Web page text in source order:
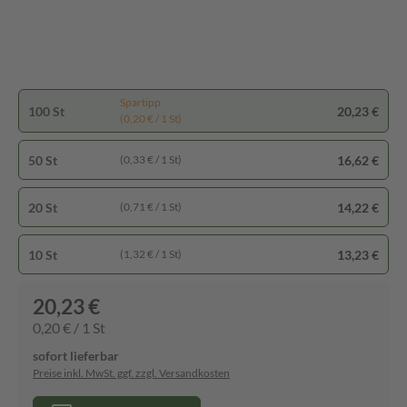
100 St
Spartipp
(0,20 € / 1 St)
20,23 €
50 St (0,33 € / 1 St) 16,62 €
20 St (0,71 € / 1 St) 14,22 €
10 St (1,32 € / 1 St) 13,23 €
20,23 €
0,20 € / 1 St
sofort lieferbar
Preise inkl. MwSt. ggf. zzgl. Versandkosten